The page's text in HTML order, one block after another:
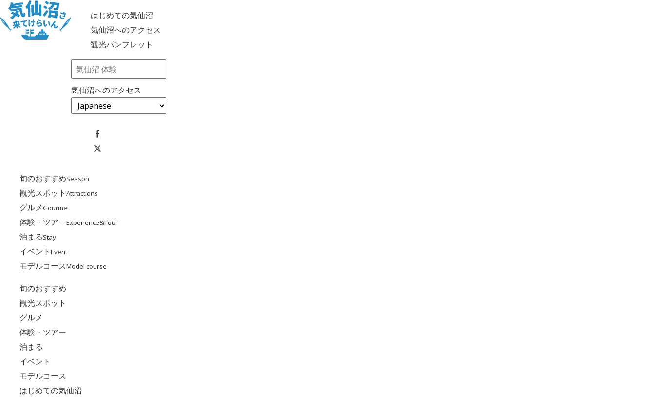
はじめての気仙沼
気仙沼へのアクセス
観光パンフレット
気仙沼へのアクセス
旬のおすすめSeason
観光スポット Attractions
グルメGourmet
体験・ツアーExperience&Tour
泊まるStay
イベント Event
モデルコースModel course
旬のおすすめ
観光スポット
グルメ
体験・ツアー
泊まる
イベント
モデルコース
はじめての気仙沼